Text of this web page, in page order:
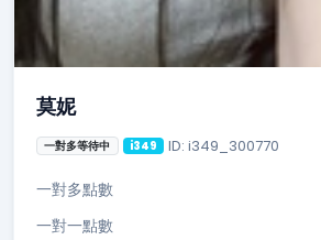
莫妮
一對多等待中 i349 ID: i349_300770
一對多點數
一對一點數